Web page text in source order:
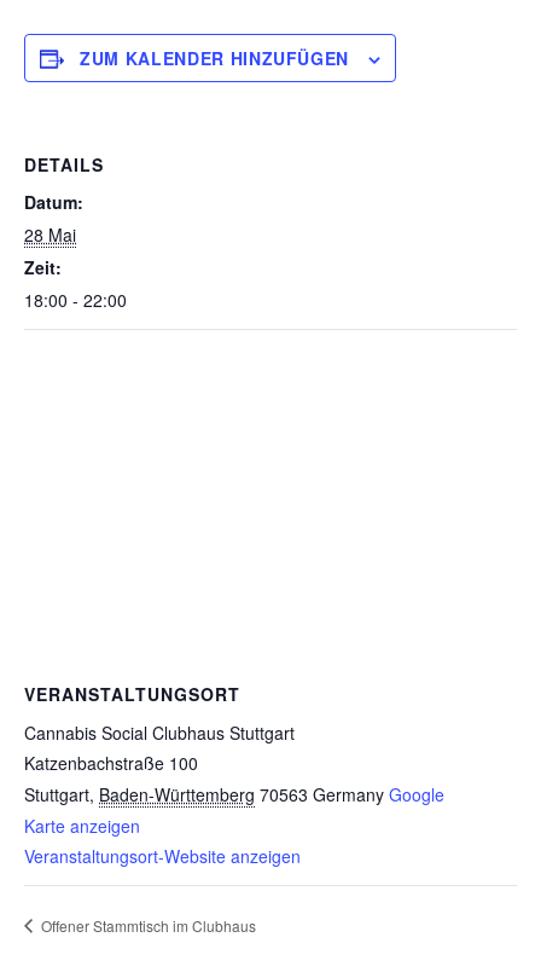
ZUM KALENDER HINZUFÜGEN
DETAILS
Datum:
28 Mai
Zeit:
18:00 - 22:00
VERANSTALTUNGSORT
Cannabis Social Clubhaus Stuttgart
Katzenbachstraße 100
Stuttgart, Baden-Württemberg 70563 Germany Google
Karte anzeigen
Veranstaltungsort-Website anzeigen
Offener Stammtisch im Clubhaus